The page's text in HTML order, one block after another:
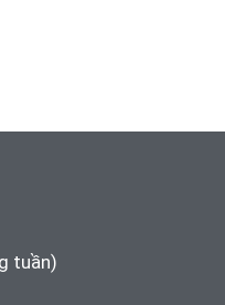
tuần)